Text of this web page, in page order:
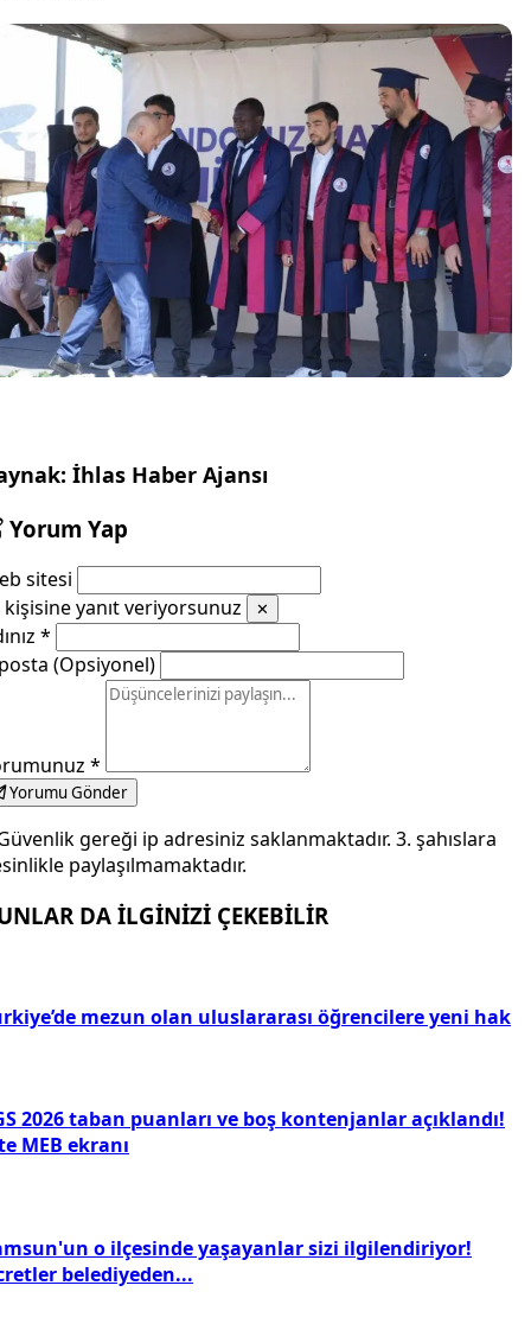
İhlas Haber Ajansı
Yorum Yap
sitesi
kişisine yanıt veriyorsunuz
✕
*
(Opsiyonel)
*
Yorumu Gönder
gereği ip adresiniz saklanmaktadır. 3. şahıslara
paylaşılmamaktadır.
DA İLGİNİZİ ÇEKEBİLİR
mezun olan uluslararası öğrencilere yeni hak
2026 taban puanları ve boş kontenjanlar açıklandı!
MEB ekranı
o ilçesinde yaşayanlar sizi ilgilendiriyor!
belediyeden...